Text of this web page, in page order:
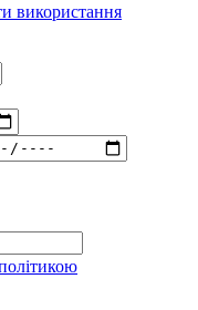
використання